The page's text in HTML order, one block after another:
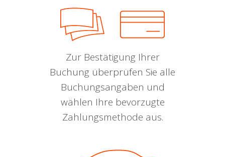
Zur Bestätigung Ihrer
Buchung überprüfen Sie alle
Buchungsangaben und
wählen Ihre bevorzugte
Zahlungsmethode aus.